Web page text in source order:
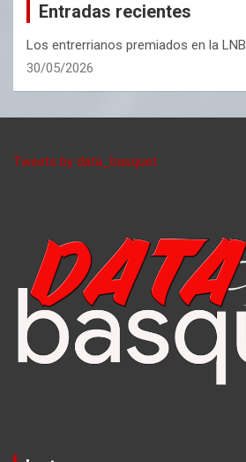
Entradas recientes
Los entrerrianos premiados en la LNB
30/05/2026
Tweets by data_basquet